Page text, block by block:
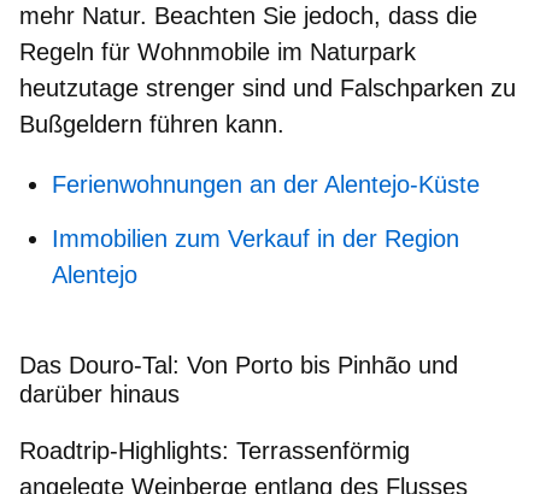
mehr Natur. Beachten Sie jedoch, dass die
Regeln für Wohnmobile im Naturpark
heutzutage strenger sind und Falschparken zu
Bußgeldern führen kann.
Ferienwohnungen an der Alentejo-Küste
Immobilien zum Verkauf in der Region
Alentejo
Das Douro-Tal: Von Porto bis Pinhão und
darüber hinaus
Roadtrip-Highlights: Terrassenförmig
angelegte Weinberge entlang des Flusses